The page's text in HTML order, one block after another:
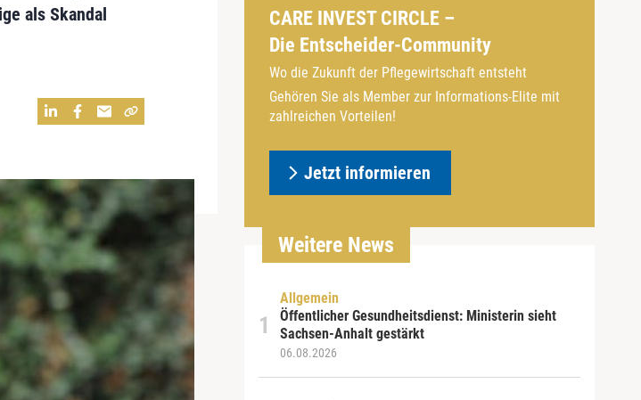
als Skandal
CARE INVEST CIRCLE –
Die Entscheider-Community
Wo die Zukunft der Pflegewirtschaft entsteht
Gehören Sie als Member zur Informations-Elite mit
zahlreichen Vorteilen!
Jetzt informieren
Weitere News
Allgemein
Öffentlicher Gesundheitsdienst: Ministerin sieht
Sachsen-Anhalt gestärkt
06.08.2026